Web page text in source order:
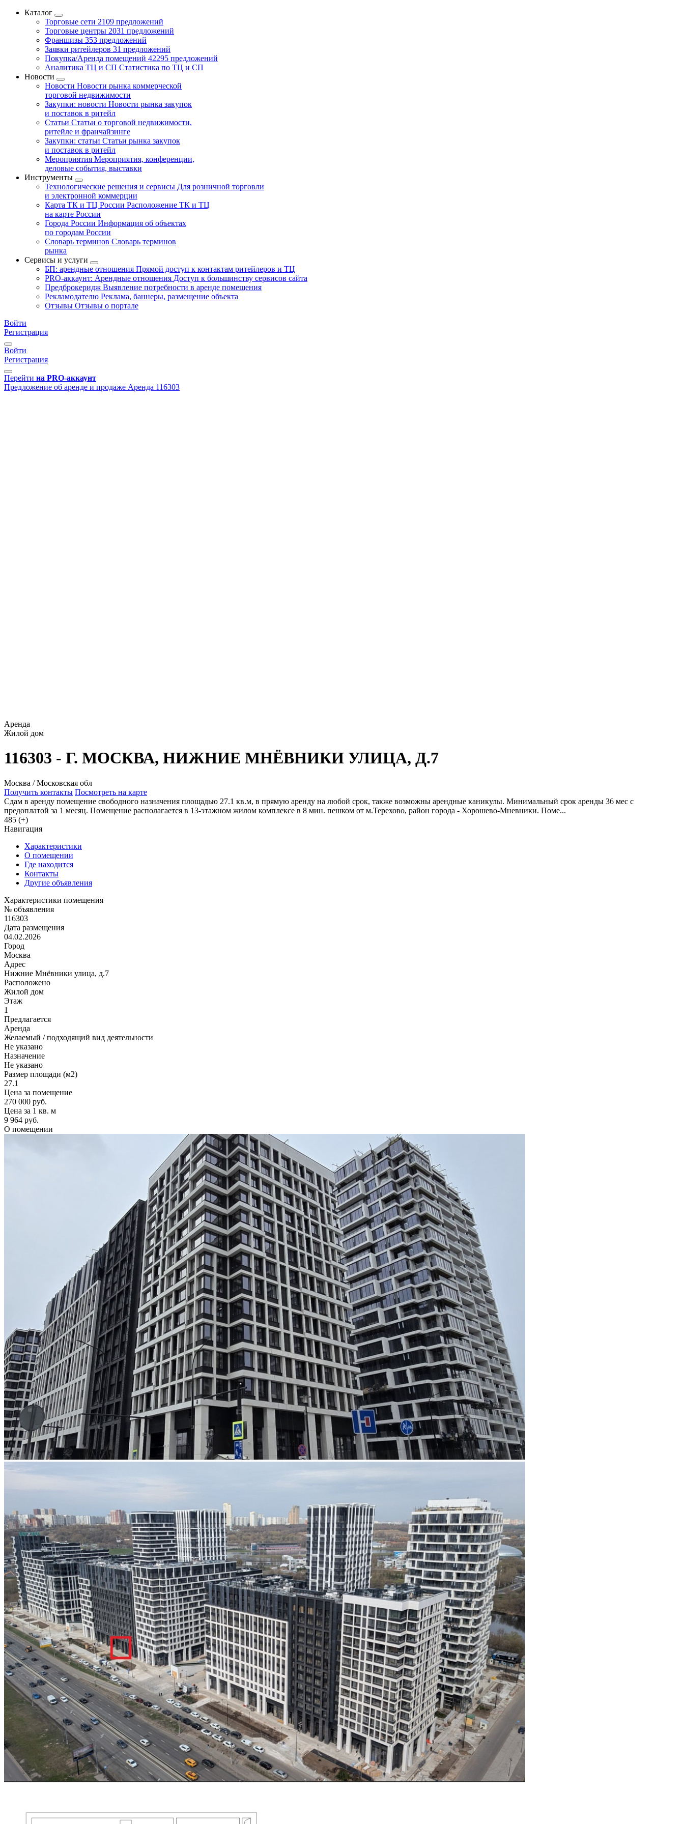
Каталог
Торговые сети 2109 предложений
Торговые центры 2031 предложений
Франшизы 353 предложений
Заявки ритейлеров 31 предложений
Покупка/Аренда помещений 42295 предложений
Аналитика ТЦ и СП Статистика по ТЦ и СП
Новости
Новости Новости рынка коммерческой
торговой недвижимости
Закупки: новости Новости рынка закупок
и поставок в ритейл
Статьи Статьи о торговой недвижимости,
ритейле и франчайзинге
Закупки: статьи Статьи рынка закупок
и поставок в ритейл
Мероприятия Мероприятия, конференции,
деловые события, выставки
Инструменты
Технологические решения и сервисы Для розничной торговли
и электронной коммерции
Карта ТК и ТЦ России Расположение ТК и ТЦ
на карте России
Города России Информация об объектах
по городам России
Словарь терминов Словарь терминов
рынка
Сервисы и услуги
БП: арендные отношения Прямой доступ к контактам ритейлеров и ТЦ
PRO-аккаунт: Арендные отношения Доступ к большинству сервисов сайта
Предброкеридж Выявление потребности в аренде помещения
Рекламодателю Реклама, баннеры, размещение объекта
Отзывы Отзывы о портале
Войти
Регистрация
Войти
Регистрация
Перейти на PRO-аккаунт
Предложение об аренде и продаже Аренда 116303
Аренда
Жилой дом
116303 - Г. МОСКВА, НИЖНИЕ МНЁВНИКИ УЛИЦА, Д.7
Москва / Московская обл
Получить контакты Посмотреть на карте
Сдам в аренду помещение свободного назначения площадью 27.1 кв.м, в прямую аренду на любой срок, также возможны арендные каникулы. Минимальный срок аренды 36 мес с
предоплатой за 1 месяц. Помещение располагается в 13-этажном жилом комплексе в 8 мин. пешком от м.Терехово, район города - Хорошево-Мневники. Поме...
485 (+)
Навигация
Характеристики
О помещении
Где находится
Контакты
Другие объявления
Характеристики помещения
№ объявления
116303
Дата размещения
04.02.2026
Город
Москва
Адрес
Нижние Мнёвники улица, д.7
Расположено
Жилой дом
Этаж
1
Предлагается
Аренда
Желаемый / подходящий вид деятельности
Не указано
Назначение
Не указано
Размер площади (м2)
27.1
Цена за помещение
270 000 руб.
Цена за 1 кв. м
9 964 руб.
О помещении